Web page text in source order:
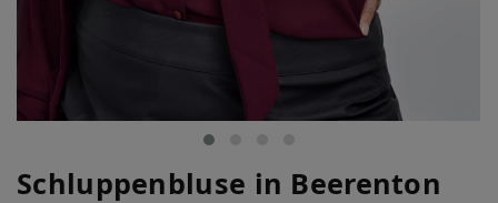
Schluppenbluse in Beerenton